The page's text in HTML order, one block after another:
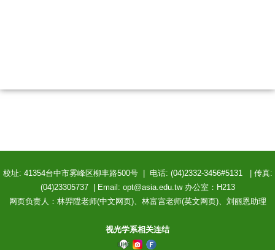
校址: 41354台中市雾峰区柳丰路500号 | 电话: (04)2332-3456#5131 | 传真:
(04)23305737 | Email: opt@asia.edu.tw 办公室：H213
网页负责人：林羿陞老师(中文网页)、林富宫老师(英文网页)、刘丽恩助理
视光学系相关连结